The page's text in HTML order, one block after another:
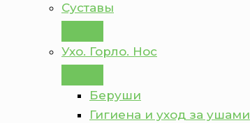
Суставы
Ухо. Горло. Нос
Беруши
Гигиена и уход за ушами